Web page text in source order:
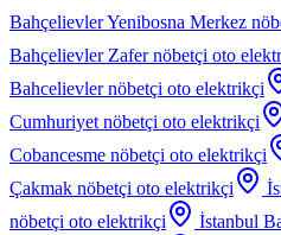
Bahçelievler Yenibosna Merkez
Bahçelievler Zafer nöbetçi oto
Bahcelievler nöbetçi oto elektrikçi
Cumhuriyet nöbetçi oto elektrikçi
Cobancesme nöbetçi oto elektrikçi
Çakmak nöbetçi oto elektrikçi
nöbetçi oto elektrikçi
İstanbul